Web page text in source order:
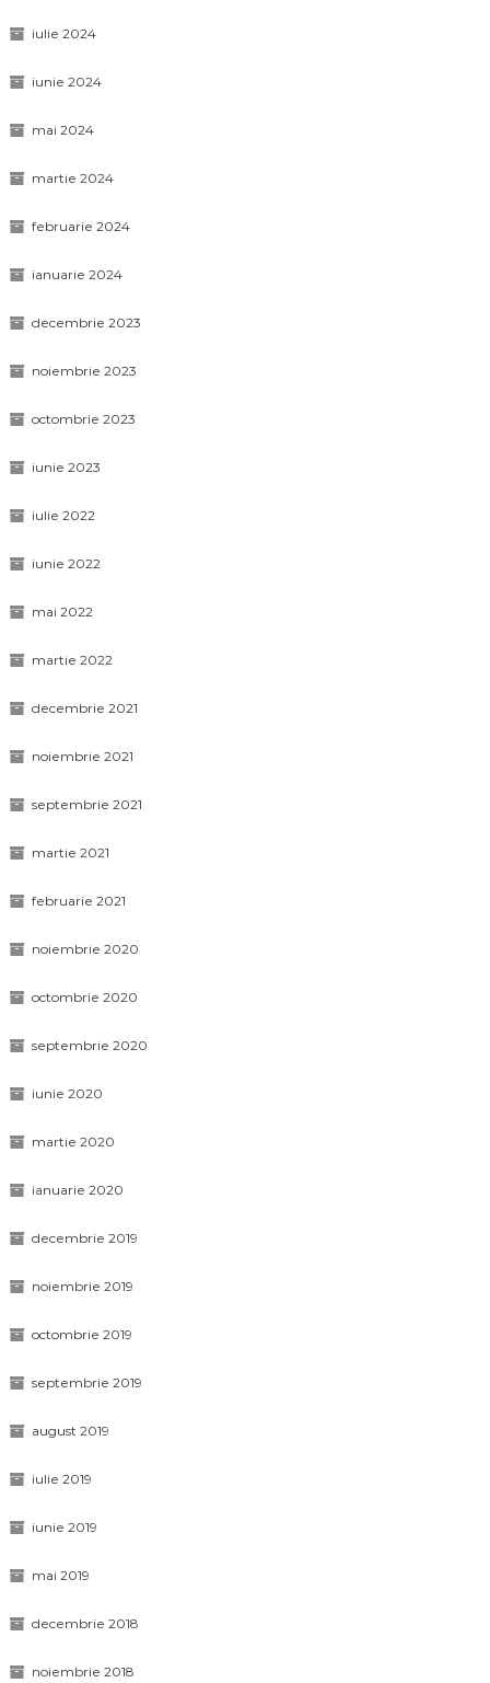
iulie 2024
iunie 2024
mai 2024
martie 2024
februarie 2024
ianuarie 2024
decembrie 2023
noiembrie 2023
octombrie 2023
iunie 2023
iulie 2022
iunie 2022
mai 2022
martie 2022
decembrie 2021
noiembrie 2021
septembrie 2021
martie 2021
februarie 2021
noiembrie 2020
octombrie 2020
septembrie 2020
iunie 2020
martie 2020
ianuarie 2020
decembrie 2019
noiembrie 2019
octombrie 2019
septembrie 2019
august 2019
iulie 2019
iunie 2019
mai 2019
decembrie 2018
noiembrie 2018